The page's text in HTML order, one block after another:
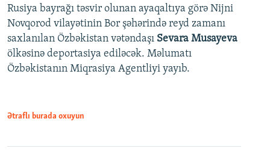
Rusiya bayrağı təsvir olunan ayaqaltıya görə Nijni
Novqorod vilayətinin Bor şəhərində reyd zamanı
saxlanılan Özbəkistan vətəndaşı Sevara Musayeva
ölkəsinə deportasiya ediləcək. Məlumatı
Özbəkistanın Miqrasiya Agentliyi yayıb.
Ətraflı burada oxuyun